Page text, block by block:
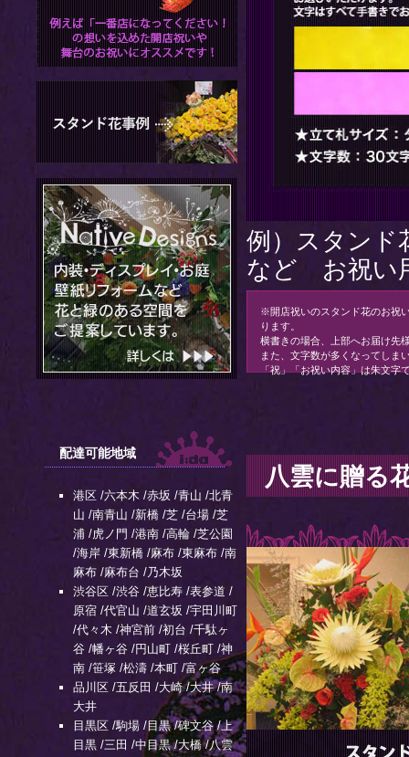
例）スタンド
など お祝い
※開店祝いのスタンド花のお祝
ります。
横書きの場合、上部へお届け先
また、文字数が多くなってしま
「祝」「お祝い内容」は朱文字
八雲に贈る
配達可能地域
港区 /六本木 /赤坂 /青山 /北青
山 /南青山 /新橋 /芝 /台場 /芝
浦 /虎ノ門 /港南 /高輪 /芝公園
/海岸 /東新橋 /麻布 /東麻布 /南
麻布 /麻布台 /乃木坂
渋谷区 /渋谷 /恵比寿 /表参道 /
原宿 /代官山 /道玄坂 /宇田川町
/代々木 /神宮前 /初台 /千駄ヶ
谷 /幡ヶ谷 /円山町 /桜丘町 /神
南 /笹塚 /松濤 /本町 /富ヶ谷
品川区 /五反田 /大崎/大井/南
大井
目黒区 /駒場 /目黒/碑文谷/上
目黒 /三田 /中目黒/大橋/八雲